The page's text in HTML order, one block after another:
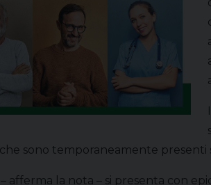
sono temporaneamente presenti
afferma la nota – si presenta con